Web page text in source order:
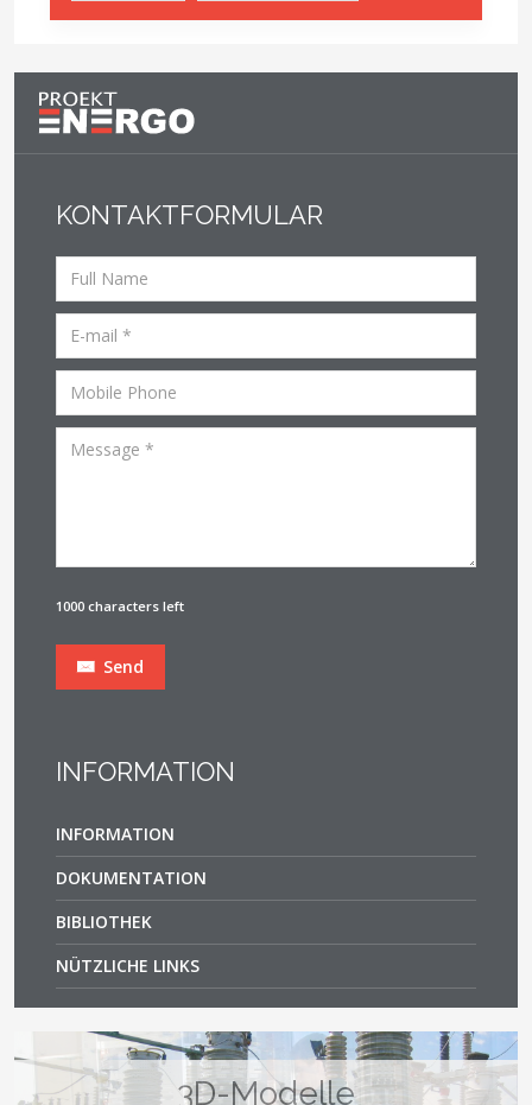
KONTAKTFORMULAR
1000 characters left
Send
INFORMATION
INFORMATION
DOKUMENTATION
BIBLIOTHEK
NÜTZLICHE LINKS
Regulatorische und
technische Dokumentation